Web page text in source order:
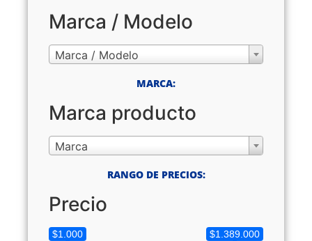
Marca / Modelo
Marca / Modelo
MARCA:
Marca producto
Marca
RANGO DE PRECIOS:
Precio
$1.000 $1.389.000